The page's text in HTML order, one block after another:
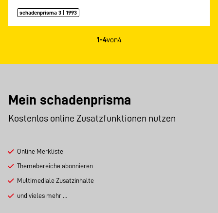
schadenprisma 3 | 1993
1-4von4
Mein schadenprisma
Kostenlos online Zusatzfunktionen nutzen
Online Merkliste
Themebereiche abonnieren
Multimediale Zusatzinhalte
und vieles mehr …